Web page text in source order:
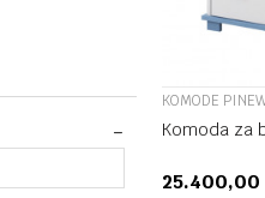
KOMODE
Komoda za
25.400,00